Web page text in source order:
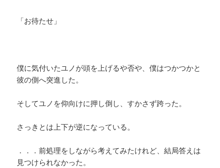
「お待たせ」
僕に気付いたユノが頭を上げるや否や、僕はつかつかと
彼の側へ突進した。
そしてユノを仰向けに押し倒し、すかさず跨った。
さっきとは上下が逆になっている。
．．．前処理をしながら考えてみたけれど、結局答えは
見つけられなかった。